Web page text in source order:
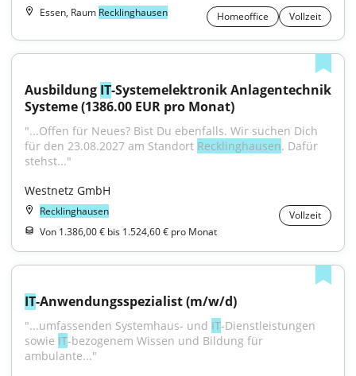
Essen, Raum Recklinghausen Homeoffice Vollzeit
Ausbildung IT-Systemelektronik Anlagentechnik
Systeme (1386.00 EUR pro Monat)
"...Offen für Neues? Bist Du ebenfalls. Wir suchen Dich
für den 23.08.2027 am Standort Recklinghausen. Dafür
stehst..."
Westnetz GmbH
Recklinghausen
Vollzeit
Von 1.386,00 € bis 1.524,60 € pro Monat
IT-Anwendungsspezialist (m/w/d)
"...umfassenden Systemhaus- und IT-Dienstleistungen
sowie IT-bezogenem Wissen und Bildung für
ambulante..."